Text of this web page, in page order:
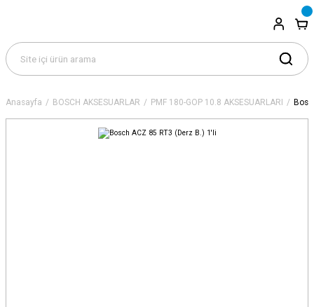
Anasayfa BOSCH AKSESUARLAR PMF 180-GOP 10.8 AKSESUARLARI